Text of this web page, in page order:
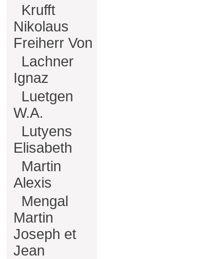
Krufft
Nikolaus
Freiherr Von
Lachner
Ignaz
Luetgen
W.A.
Lutyens
Elisabeth
Martin
Alexis
Mengal
Martin
Joseph et
Jean